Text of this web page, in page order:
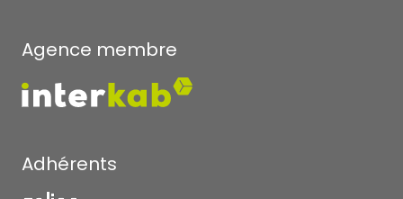
Agence membre
Adhérents